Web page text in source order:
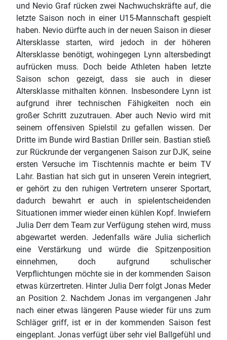
und Nevio Graf rücken zwei Nachwuchskräfte auf, die
letzte Saison noch in einer U15-Mannschaft gespielt
haben. Nevio dürfte auch in der neuen Saison in dieser
Altersklasse starten, wird jedoch in der höheren
Altersklasse benötigt, wohingegen Lynn altersbedingt
aufrücken muss. Doch beide Athleten haben letzte
Saison schon gezeigt, dass sie auch in dieser
Altersklasse mithalten können. Insbesondere Lynn ist
aufgrund ihrer technischen Fähigkeiten noch ein
großer Schritt zuzutrauen. Aber auch Nevio wird mit
seinem offensiven Spielstil zu gefallen wissen. Der
Dritte im Bunde wird Bastian Driller sein. Bastian stieß
zur Rückrunde der vergangenen Saison zur DJK, seine
ersten Versuche im Tischtennis machte er beim TV
Lahr. Bastian hat sich gut in unseren Verein integriert,
er gehört zu den ruhigen Vertretern unserer Sportart,
dadurch bewahrt er auch in spielentscheidenden
Situationen immer wieder einen kühlen Kopf. Inwiefern
Julia Derr dem Team zur Verfügung stehen wird, muss
abgewartet werden. Jedenfalls wäre Julia sicherlich
eine Verstärkung und würde die Spitzenposition
einnehmen, doch aufgrund schulischer
Verpflichtungen möchte sie in der kommenden Saison
etwas kürzertreten. Hinter Julia Derr folgt Jonas Meder
an Position 2. Nachdem Jonas im vergangenen Jahr
nach einer etwas längeren Pause wieder für uns zum
Schläger griff, ist er in der kommenden Saison fest
eingeplant. Jonas verfügt über sehr viel Ballgefühl und